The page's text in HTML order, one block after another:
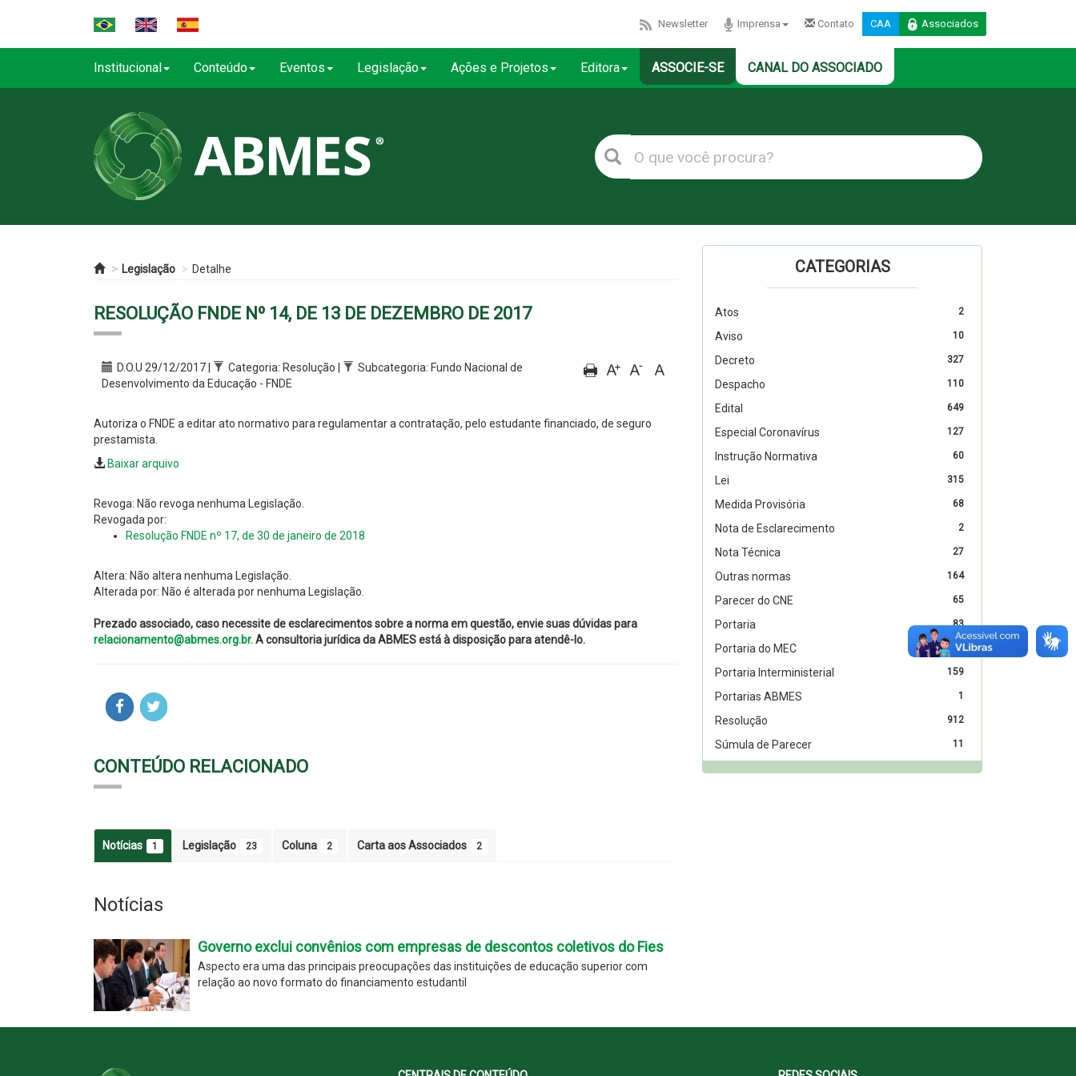
Newsletter Imprensa Contato CAA Associados
Institucional Conteúdo Eventos Legislação Ações e Projetos Editora ASSOCIE-SE CANAL DO ASSOCIADO
Legislação Detalhe
RESOLUÇÃO FNDE Nº 14, DE 13 DE DEZEMBRO DE 2017
D.O.U 29/12/2017 | Categoria: Resolução |
Subcategoria: Fundo Nacional de
Desenvolvimento da Educação - FNDE
Autoriza o FNDE a editar ato normativo para regulamentar a contratação, pelo estudante financiado, de seguro
prestamista.
Baixar arquivo
Revoga: Não revoga nenhuma Legislação.
Revogada por:
Resolução FNDE nº 17, de 30 de janeiro de 2018
Altera: Não altera nenhuma Legislação.
Alterada por: Não é alterada por nenhuma Legislação.
Prezado associado, caso necessite de esclarecimentos sobre a norma em questão, envie suas dúvidas para
relacionamento@abmes.org.br.A consultoria jurídica da ABMES está à disposição para atendê-lo.
CONTEÚDO RELACIONADO
Notícias 1 Legislação 23 Coluna 2 Carta aos Associados 2
Notícias
Governo exclui convênios com empresas de descontos coletivos do Fies
Aspecto era uma das principais preocupações das instituições de educação superior com
relação ao novo formato do financiamento estudantil
CATEGORIAS
2
Atos
10
Aviso
327
Decreto
110
Despacho
649
Edital
127
Especial Coronavírus
60
Instrução Normativa
315
Lei
68
Medida Provisória
2
Nota de Esclarecimento
27
Nota Técnica
164
Outras normas
65
Parecer do CNE
83
Portaria
2313
Portaria do MEC
159
Portaria Interministerial
1
Portarias ABMES
912
Resolução
11
Súmula de Parecer